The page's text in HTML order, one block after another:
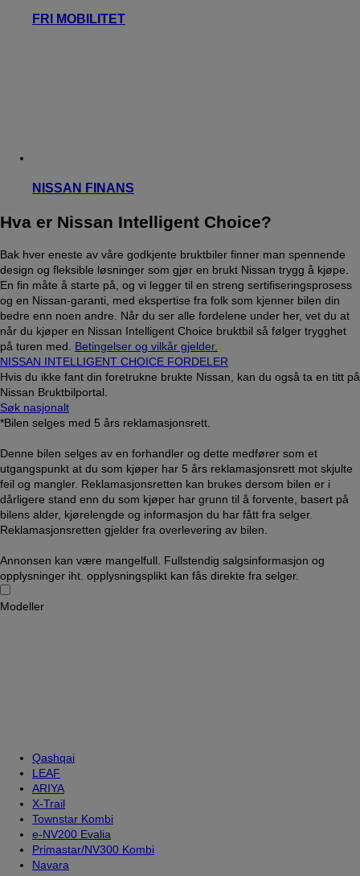
FRI MOBILITET
NISSAN FINANS
Hva er Nissan Intelligent Choice?
Bak hver eneste av våre godkjente bruktbiler finner man spennende
design og fleksible løsninger som gjør en brukt Nissan trygg å kjøpe.
En fin måte å starte på, og vi legger til en streng sertifiseringsprosess
og en Nissan-garanti, med ekspertise fra folk som kjenner bilen din
bedre enn noen andre. Når du ser alle fordelene under her, vet du at
når du kjøper en Nissan Intelligent Choice bruktbil så følger trygghet
på turen med. Betingelser og vilkår gjelder.
NISSAN INTELLIGENT CHOICE FORDELER
Hvis du ikke fant din foretrukne brukte Nissan, kan du også ta en titt på
Nissan Bruktbilportal.
Søk nasjonalt
*Bilen selges med 5 års reklamasjonsrett.
Denne bilen selges av en forhandler og dette medfører som et
utgangspunkt at du som kjøper har 5 års reklamasjonsrett mot skjulte
feil og mangler. Reklamasjonsretten kan brukes dersom bilen er i
dårligere stand enn du som kjøper har grunn til å forvente, basert på
bilens alder, kjørelengde og informasjon du har fått fra selger.
Reklamasjonsretten gjelder fra overlevering av bilen.
Annonsen kan være mangelfull. Fullstendig salgsinformasjon og
opplysninger iht. opplysningsplikt kan fås direkte fra selger.
Modeller
Qashqai
LEAF
ARIYA
X-Trail
Townstar Kombi
e-NV200 Evalia
Primastar/NV300 Kombi
Navara